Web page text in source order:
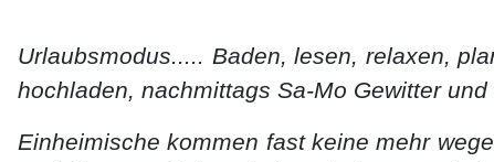
Urlaubsmodus..... Baden, lesen, relaxen,
hochladen, nachmittags Sa-Mo Gewitter
Einheimische kommen fast keine mehr